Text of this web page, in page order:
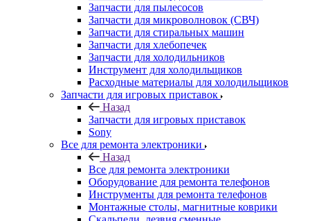
Запчасти для хлебопечек
Запчасти для холодильников
Инструмент для холодильщиков
Расходные материалы для холодильщиков
Запчасти для игровых приставок
Назад
Запчасти для игровых приставок
Sony
Все для ремонта электроники
Назад
Все для ремонта электроники
Оборудование для ремонта телефонов
Инструменты для ремонта телефонов
Монтажные столы, магнитные коврики
Скальпели, лезвия сменные
Системы хранения
Скотчи, изолента
Тачскрины